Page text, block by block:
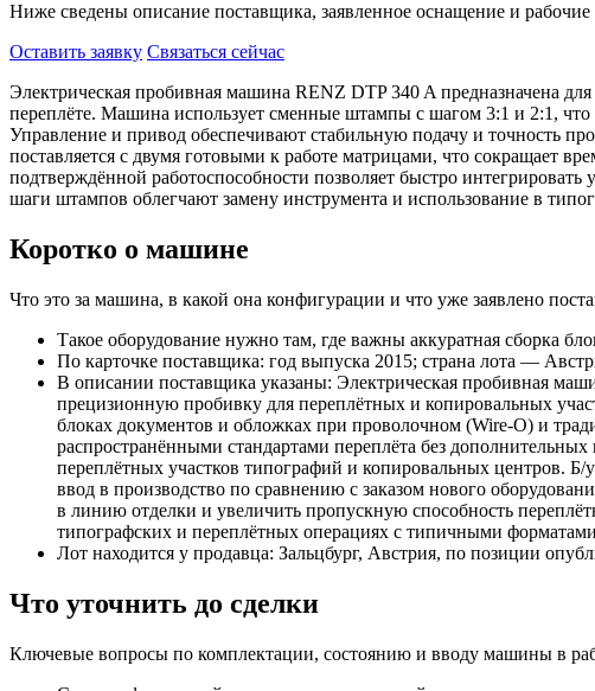
Ниже сведены описание поставщика, заявленное оснащение и
Оставить заявку Связаться сейчас
Электрическая пробивная машина RENZ DTP 340 A предназначена
переплёте. Машина использует сменные штампы с шагом 3:1 и 2:1, что
Управление и привод обеспечивают стабильную подачу и точность
поставляется с двумя готовыми к работе матрицами, что сокращает
подтверждённой работоспособности позволяет быстро
шаги штампов облегчают замену инструмента и использование в
Коротко о машине
Что это за машина, в какой она конфигурации и что уже заявлено
Такое оборудование нужно там, где важны аккуратная сборка
По карточке поставщика: год выпуска 2015; страна лота —
В описании поставщика указаны: Электрическая пробивная
прецизионную пробивку для переплётных и копировальных
блоках документов и обложках при проволочном (Wire‑O) и
распространёнными стандартами переплёта без
переплётных участков типографий и копировальных центров.
ввод в производство по сравнению с заказом нового
в линию отделки и увеличить пропускную способность
типографских и переплётных операциях с типичными
Лот находится у продавца: Зальцбург, Австрия, по позиции
Что уточнить до сделки
Ключевые вопросы по комплектации, состоянию и вводу машины в